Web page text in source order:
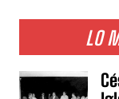
LO